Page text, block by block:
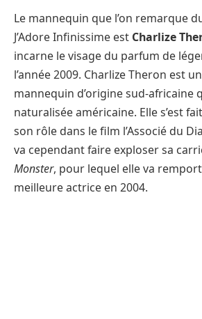
Le mannequin que l’on remarque
J’Adore Infinissime est Charlize
incarne le visage du parfum de
l’année 2009. Charlize Theron est
mannequin d’origine sud-africaine
naturalisée américaine. Elle s’est
son rôle dans le film l’Associé du
va cependant faire exploser sa
Monster, pour lequel elle va
meilleure actrice en 2004.